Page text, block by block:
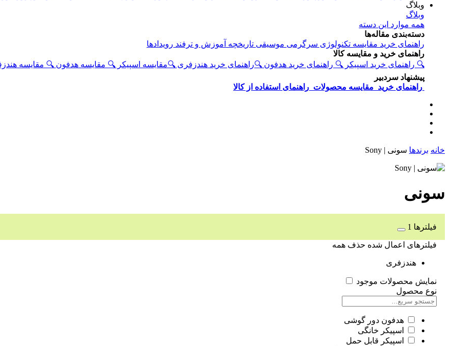
وبلاگ
وبلاگ
همه موارد این دسته
دسته‌بندی مقاله‌ها
راهنمای خرید مقایسه تکنولوژی سرگرمی موسیقی تاریخچه آموزش و ترفند رویدادها
راهنمای خرید و مقایسه کالا
🔍 راهنمای خرید اسپیکر 🔍 راهنمای خرید هدفون 🔍راهنمای خرید هندزفری 🔍مقایسه اسپیکر 🔍 مقایسه هدفون 🔍 مقایسه
پیشنهاد سردبیر
راهنمای خرید مقایسه محصولات راهنمای استفاده از کالا
خانه برندها سونی | Sony
سونی
فیلترها 1
فیلترهای اعمال شده حذف همه
هندزفری
نمایش محصولات موجود
نوع محصول
هدفون دور گوشی
اسپیکر خانگی
اسپیکر قابل حمل